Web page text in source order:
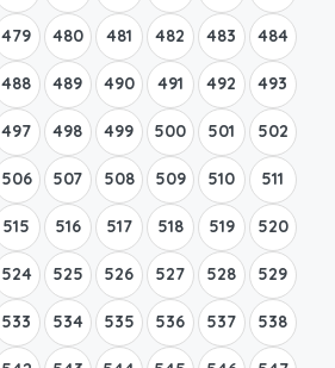
479 480 481 482 483 484
488 489 490 491 492 493
497 498 499 500 501 502
506 507 508 509 510 511
515 516 517 518 519 520
524 525 526 527 528 529
533 534 535 536 537 538